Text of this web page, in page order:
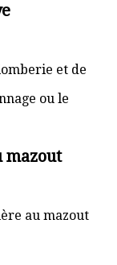
et de
ou le
mazout
au mazout